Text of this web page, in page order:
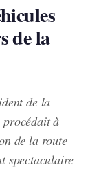
de la
de la
procédait à
de la route
spectaculaire